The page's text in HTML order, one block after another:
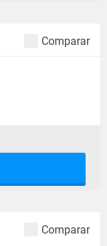
Comparar
Comparar